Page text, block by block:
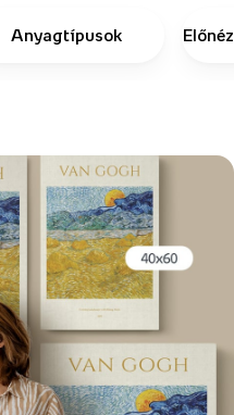
Anyagtípusok